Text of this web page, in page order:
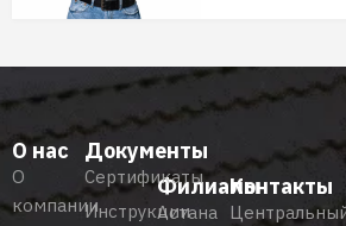
О нас
О
компании
Документы
Сертификаты
Инструкции
Филиалы
Астана
Контакты